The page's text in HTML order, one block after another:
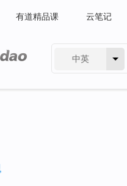
有道精品课 云笔记
中英